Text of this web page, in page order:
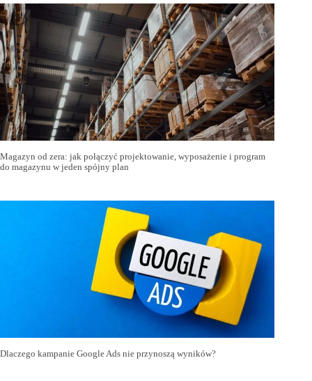
Magazyn od zera: jak połączyć projektowanie, wyposażenie i program
do magazynu w jeden spójny plan
Dlaczego kampanie Google Ads nie przynoszą wyników?